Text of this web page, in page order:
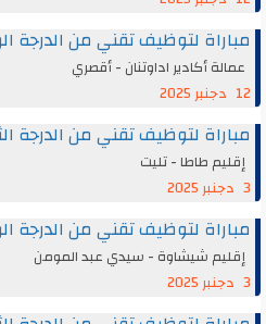
مباراة لتوظيف تقني من الدرجة
عمالة أكادير اداوتنان - أقصري
12 دجنبر 2025
مباراة لتوظيف تقني من الدرجة
إقليم طاطا - تليت
مباراة لتوظيف تقني من الدرجة
إقليم شيشاوة - سيدي عبد المومن